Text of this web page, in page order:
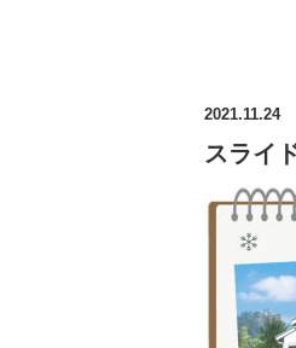
2021.11.24
スライ